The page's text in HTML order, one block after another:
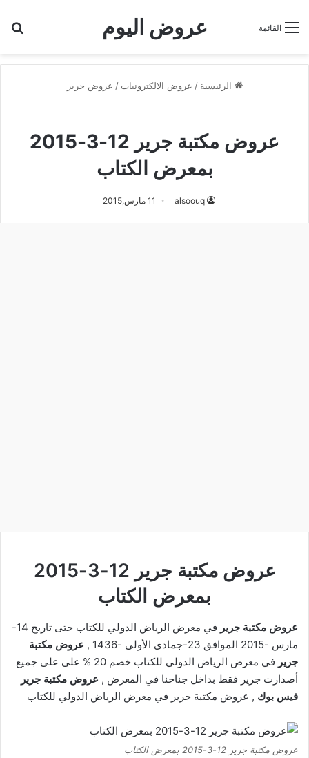
عروض اليوم القائمة
الرئيسية / عروض الالكترونيات / عروض جرير
عروض مكتبة جرير 12-3-2015
بمعرض الكتاب
alsoouq 11 مارس,2015
عروض مكتبة جرير 12-3-2015
بمعرض الكتاب
عروض مكتبة جرير
في معرض الرياض الدولي للكتاب حتى تاريخ 14-
مارس -2015 الموافق 23-جمادى الأولى -1436 ,
عروض مكتبة
جرير
في معرض الرياض الدولي للكتاب خصم 20 % على على جميع
أصدارت جرير فقط بداخل جناحنا في المعرض , عروض مكتبة جرير
فيس بوك , عروض مكتبة جرير في معرض الرياض الدولي للكتاب
عروض مكتبة جرير 12-3-2015 بمعرض الكتاب